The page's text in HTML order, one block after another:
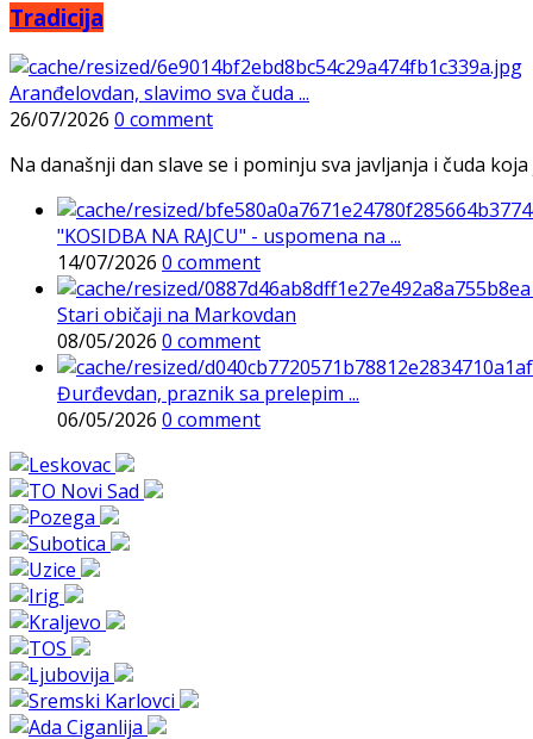
Tradicija
Aranđelovdan, slavimo sva čuda ...
26/07/2026 0 comment
Na današnji dan slave se i pominju sva javljanja i čuda
"KOSIDBA NA RAJCU" - uspomena na ...
14/07/2026 0 comment
Stari običaji na Markovdan
08/05/2026 0 comment
Đurđevdan, praznik sa prelepim ...
06/05/2026 0 comment